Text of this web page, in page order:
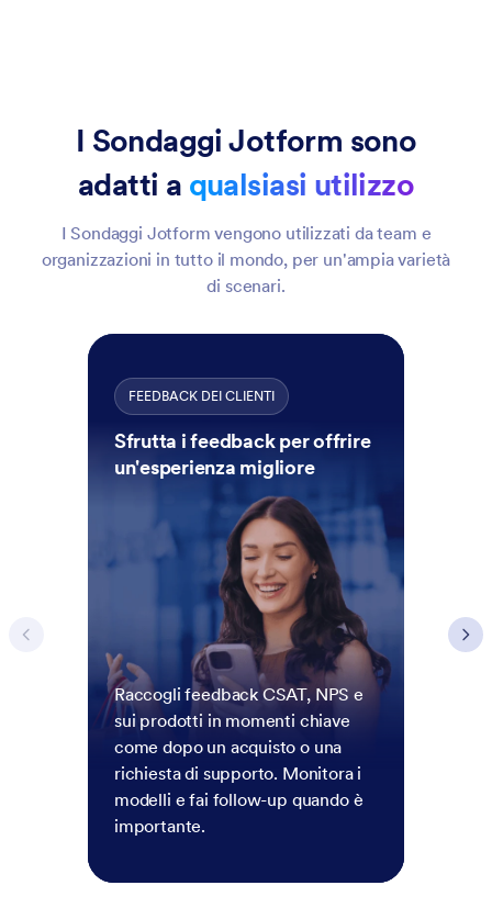
I Sondaggi Jotform sono
adatti a qualsiasi utilizzo
I Sondaggi Jotform vengono utilizzati da team e
organizzazioni in tutto il mondo, per un'ampia varietà
di scenari.
FEEDBACK DEI CLIENTI
Sfrutta i feedback per offrire
un'esperienza migliore
Raccogli feedback CSAT, NPS e
sui prodotti in momenti chiave
come dopo un acquisto o una
richiesta di supporto. Monitora i
modelli e fai follow-up quando è
importante.